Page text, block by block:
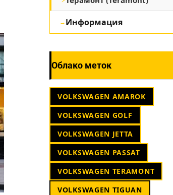
Информация
Облако меток
VOLKSWAGEN AMAROK
VOLKSWAGEN GOLF
VOLKSWAGEN JETTA
VOLKSWAGEN PASSAT
VOLKSWAGEN TERAMONT
VOLKSWAGEN TIGUAN